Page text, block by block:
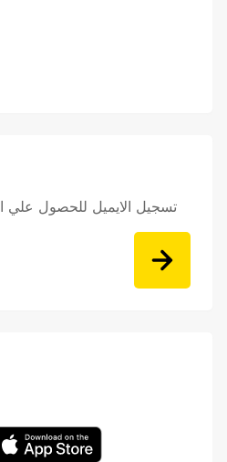
تسجيل الايميل للحصول علي